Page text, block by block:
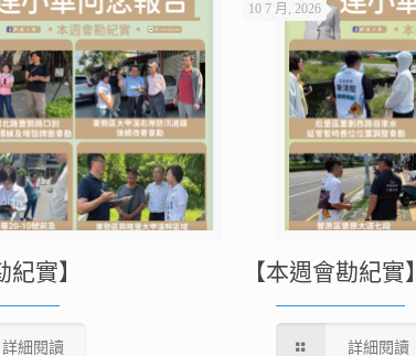
紀實】
詳細閱讀
10 7 月, 2026
【本週會勘紀實】
詳細閱讀